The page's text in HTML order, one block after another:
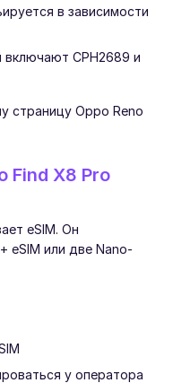
в зависимости
CPH2689 и
страницу Oppo Reno
Find X8 Pro
eSIM. Он
eSIM или две Nano-
у оператора